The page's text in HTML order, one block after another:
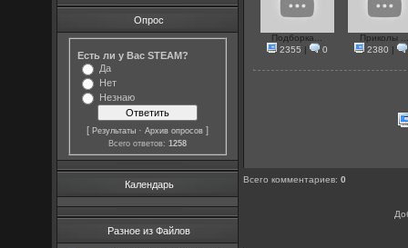
Опрос
Есть ли у Вас STEAM?
Да
Нет
Незнаю
[Результаты ·Архив опросов ]
Всего ответов:1258
Календарь
Разное из Файлов
Подборка...
2355 | 0
Приколы
2380 |
Всего комментариев:0